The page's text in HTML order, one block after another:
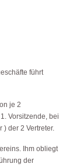
führt
je 2
Vorsitzende, bei
der 2 Vertreter.
Ihm obliegt
der